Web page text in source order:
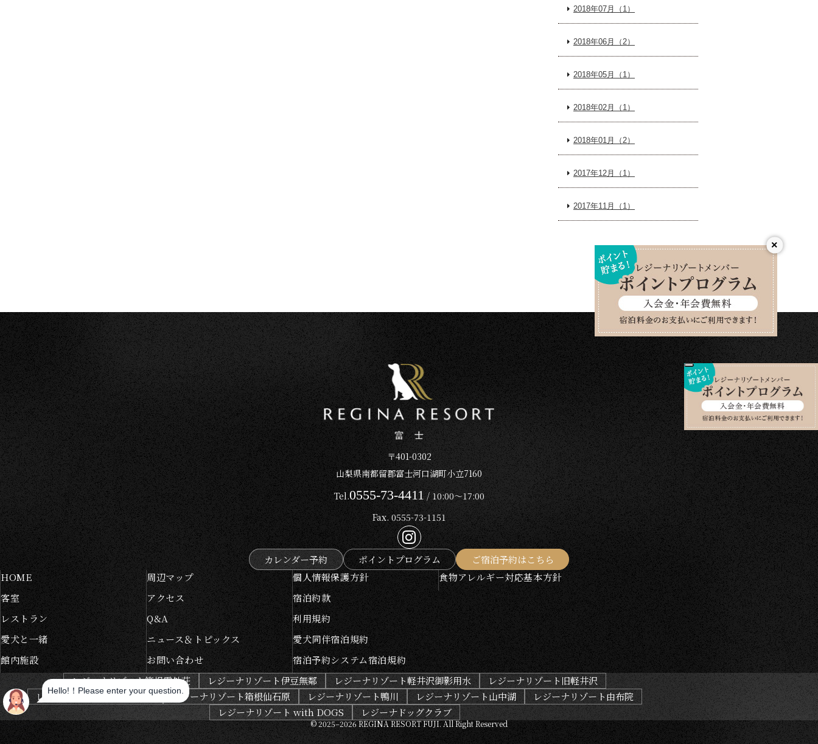
2018年07月（1）
2018年06月（2）
2018年05月（1）
2018年02月（1）
2018年01月（2）
2017年12月（1）
2017年11月（1）
〒401-0302
山梨県南都留郡富士河口湖町小立7160
Tel.0555-73-4411/ 10:00～17:00
Fax. 0555-73-1151
カレンダー予約 ポイントプログラム
ご宿泊予約はこちら
HOME
客室
レストラン
愛犬と一緒
館内施設
周辺マップ
アクセス
Q&A
ニュース＆トピックス
お問い合わせ
個人情報保護方針
宿泊約款
利用規約
愛犬同伴宿泊規約
宿泊予約システム宿泊規約
食物アレルギー対応基本方針
レジーナリゾート箱根雲外荘 レジーナリゾート伊豆無鄰 レジーナリゾート軽井沢御影用水
レジーナリゾート旧軽井沢
レジーナリゾートびわ湖長浜
レジーナリゾート箱根仙石原 レジーナリゾート鴨川 レジーナリゾート山中湖
レジーナリゾート由布院
レジーナリゾート with DOGS
レジーナドッグクラブ
© 2025–2026 REGINA RESORT FUJI.All Right Reserved
×